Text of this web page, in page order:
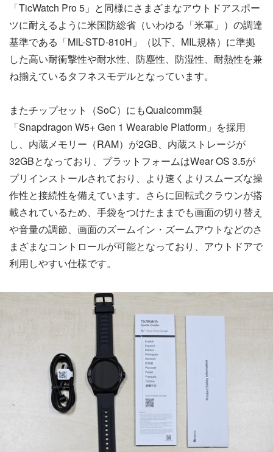
「TicWatch Pro 5」と同様にさまざまなアウトドアスポー
ツに耐えるように米国防総省（いわゆる「米軍」）の調達
基準である「MIL-STD-810H」（以下、MIL規格）に準拠
した高い耐衝撃性や耐水性、防塵性、防湿性、耐熱性を兼
ね揃えているタフネスモデルとなっています。
またチップセット（SoC）にもQualcomm製
「Snapdragon W5+ Gen 1 Wearable Platform」を採用
し、内蔵メモリー（RAM）が2GB、内蔵ストレージが
32GBとなっており、プラットフォームはWear OS 3.5が
プリインストールされており、より速くよりスムーズな操
作性と接続性を備えています。さらに回転式クラウンが搭
載されているため、手袋をつけたままでも画面の切り替え
や音量の調節、画面のズームイン・ズームアウトなどのさ
まざまなコントロールが可能となっており、アウトドアで
利用しやすい仕様です。